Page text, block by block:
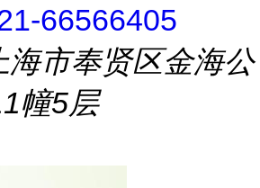
66566405
海市奉贤区金海公
幢5层